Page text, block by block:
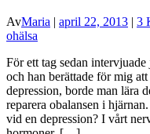
AvMaria | april 22, 2013 | 3
ohälsa
För ett tag sedan
och han berättade för mig
depression, borde man lära
reparera obalansen i
vid en depression? I vårt